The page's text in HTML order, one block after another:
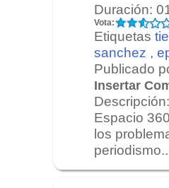
Duración:
Vota:
Etiquetas
sanchez ,
Publicado
Insertar
Espacio
los